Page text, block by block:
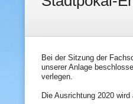
Bei der Sitzung der
unserer Anlage
verlegen.
Die Ausrichtung 2020